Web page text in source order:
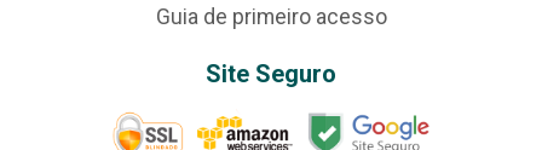
Guia de primeiro acesso
Site Seguro